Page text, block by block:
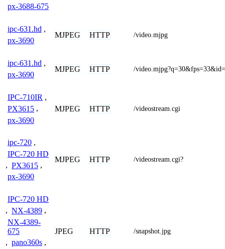
px-3688-675
ipc-631.hd ,
px-3690
MJPEG HTTP /video.mjpg
ipc-631.hd ,
px-3690
MJPEG HTTP /
IPC-710IR ,
PX3615 ,
px-3690
MJPEG HTTP /videostream.cgi
ipc-720 ,
IPC-720 HD
, PX3615 ,
px-3690
MJPEG HTTP /videostream.cgi?
IPC-720 HD
, NX-4389 ,
NX-4389-
675
, pano360s ,
JPEG HTTP /snapshot.jpg